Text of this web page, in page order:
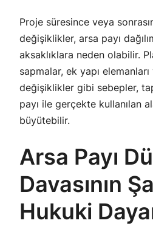
Proje süresince veya
değişiklikler, arsa payı
aksaklıklara neden olabilir.
sapmalar, ek yapı
değişiklikler gibi sebepler,
payı ile gerçekte kullanılan
büyütebilir.
Arsa Payı
Davasının
Hukuki